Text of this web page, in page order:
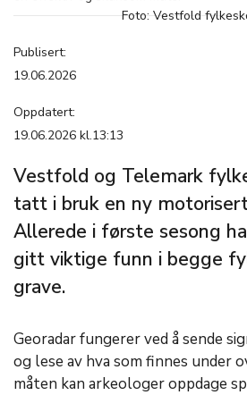
Foto: Vestfold
Publisert:
19.06.2026
Oppdatert:
19.06.2026 kl.13:13
Vestfold og Telemark
tatt i bruk en ny
Allerede i første sesong
gitt viktige funn i begge
grave.
Georadar fungerer ved å sende
og lese av hva som finnes under
måten kan arkeologer oppdage